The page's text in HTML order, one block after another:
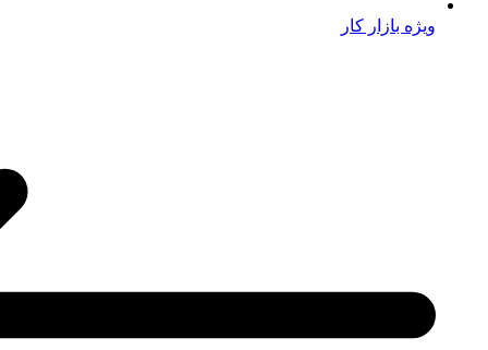
ویژه بازار کار